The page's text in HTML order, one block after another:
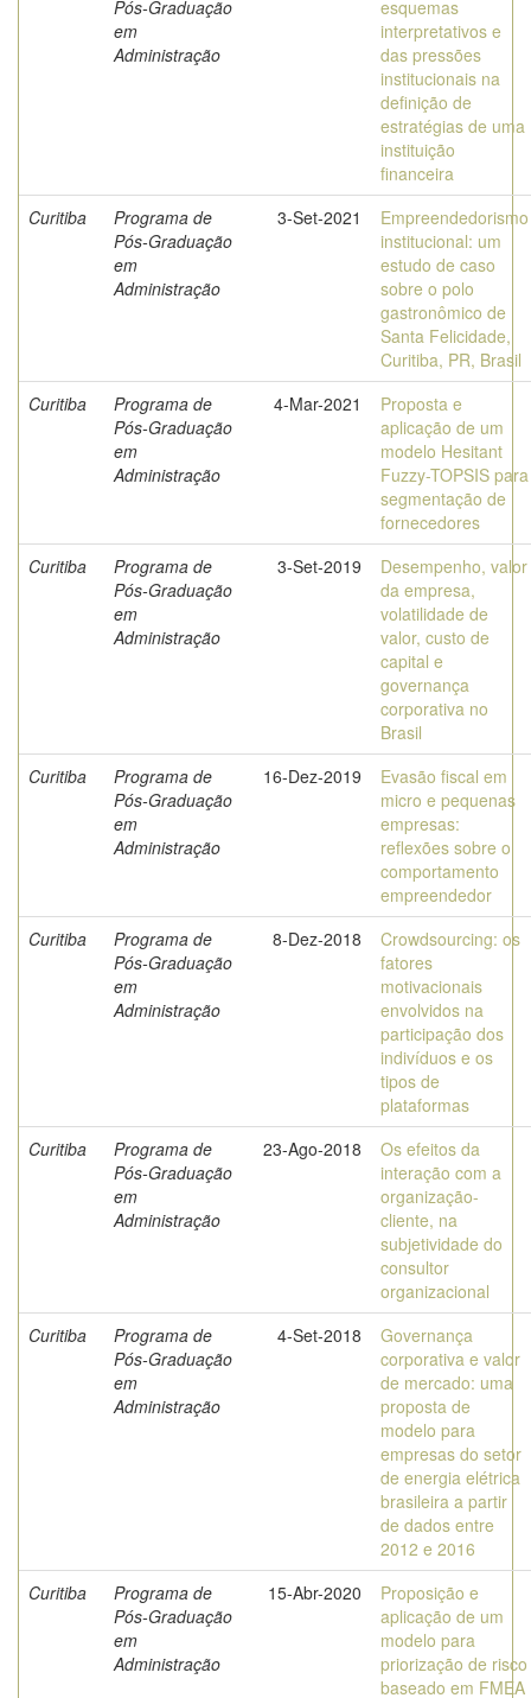
Pós-Graduação
em
Administração
esquemas
interpretativos e
das pressões
institucionais na
definição de
estratégias de uma
instituição
financeira
Curitiba
Programa de
Pós-Graduação
em
Administração
3-Set-2021
Empreendedorismo
institucional: um
estudo de caso
sobre o polo
gastronômico de
Santa Felicidade,
Curitiba, PR, Brasil
Curitiba
Programa de
Pós-Graduação
em
Administração
4-Mar-2021
Proposta e
aplicação de um
modelo Hesitant
Fuzzy-TOPSIS para
segmentação de
fornecedores
Curitiba
Programa de
Pós-Graduação
em
Administração
3-Set-2019
Desempenho, valor
da empresa,
volatilidade de
valor, custo de
capital e
governança
corporativa no
Brasil
Curitiba
Programa de
Pós-Graduação
em
Administração
16-Dez-2019
Evasão fiscal em
micro e pequenas
empresas:
reflexões sobre o
comportamento
empreendedor
Curitiba
Programa de
Pós-Graduação
em
Administração
8-Dez-2018
Crowdsourcing: os
fatores
motivacionais
envolvidos na
participação dos
indivíduos e os
tipos de
plataformas
Curitiba
Programa de
Pós-Graduação
em
Administração
23-Ago-2018
Os efeitos da
interação com a
organização-
cliente, na
subjetividade do
consultor
organizacional
Curitiba
Programa de
Pós-Graduação
em
Administração
4-Set-2018
Governança
corporativa e valor
de mercado: uma
proposta de
modelo para
empresas do setor
de energia elétrica
brasileira a partir
de dados entre
2012 e 2016
Curitiba
Programa de
Pós-Graduação
em
Administração
15-Abr-2020
Proposição e
aplicação de um
modelo para
priorização de risco
baseado em FMEA